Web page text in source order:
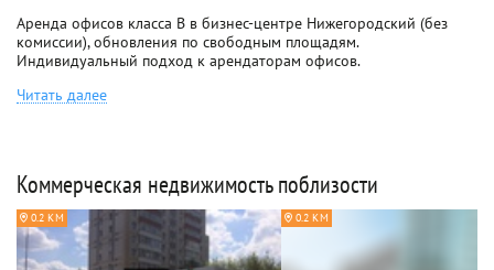
Аренда офисов класса B в бизнес-центре Нижегородский (без
комиссии), обновления по свободным площадям.
Индивидуальный подход к арендаторам офисов.
Читать далее
Коммерческая недвижимость поблизости
0.2 КМ 0.2 КМ